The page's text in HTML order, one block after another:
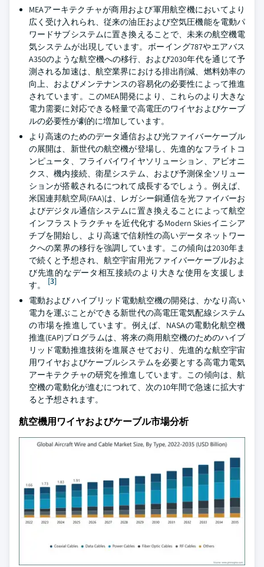
MEAアーキテクチャが商用および軍用航空機においてより
広く受け入れられ、従来の油圧および空気圧機能を電動パ
ワードサブシステムに置き換えることで、未来の航空機電
気システムが出現しています。ボーイング787やエアバス
A350のような航空機への移行、および2030年代を通じて予
測される加速は、航空業界における排出削減、燃料効率の
向上、およびメンテナンスの容易化の必要性によって推進
されています。このMEA開発により、これらのより大きな
電力需要に対応できる軽量で高電圧のワイヤおよびケーブ
ルの必要性が劇的に増加しています。
より高速のためのデータ通信および光ファイバーケーブル
の展開は、新世代の航空機が登場し、先進的なフライトコ
ンピュータ、フライバイワイヤソリューション、アビオニ
クス、機内接続、衛星システム、および予測保全ソリュー
ションが搭載されるにつれて成長するでしょう。例えば、
米国連邦航空局(FAA)は、レガシー銅通信を光ファイバーお
よびデジタル通信システムに置き換えることによって航空
インフラストラクチャを近代化するModern Skiesイニシア
チブを開始し、より高速で信頼性の高いデータネットワー
クへの業界の移行を強調しています。この傾向は2030年ま
で続くと予想され、航空宇宙用光ファイバーケーブルおよ
び先進的なデータ相互接続のより大きな使用を支援しま
す。
[3]
電動および ハイブリッド電動航空機の開発は、かなり高い
電力を運ぶことができる新世代の高電圧電気配線システム
の市場を推進しています。例えば、NASAの電動化航空機
推進(EAP)プログラムは、将来の商用航空機のためのハイブ
リッド電動推進技術を進展させており、先進的な航空宇宙
用ワイヤおよびケーブルシステムを必要とする高電力電気
アーキテクチャの研究を推進しています。この傾向は、航
空機の電動化が進むにつれて、次の10年間で急速に拡大す
ると予想されます。
航空機用ワイヤおよびケーブル市場分析